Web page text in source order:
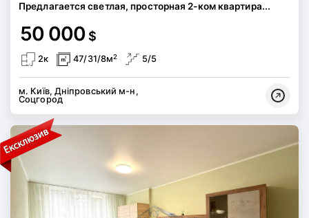
Предлагается светлая, просторная 2-ком квартира...
50 000 $
2к 47/31/8м2 5/5
м. Київ, Дніпровський м-н,
Соцгород